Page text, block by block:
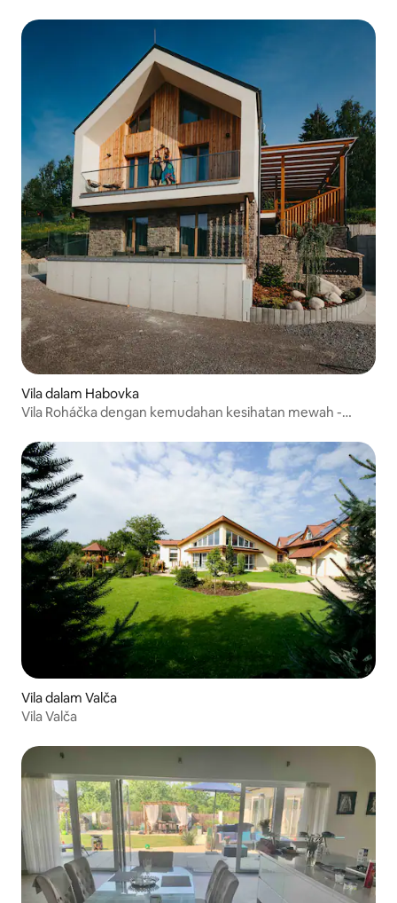
Vila dalam Habovka
Vila Roháčka dengan kemudahan kesihatan mewah -
Vila dalam Valča
Vila Valča